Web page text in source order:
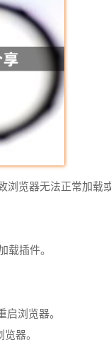
览器无法正常加载
载插件。
浏览器。
器。